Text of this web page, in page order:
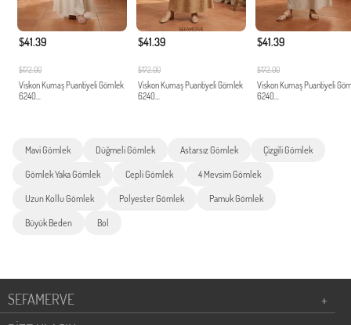
$41.39
$172.00
Viskon Kumaş Puantiyeli Gömlek
6240...
$41.39
$172.00
Viskon Kumaş Puantiyeli Gömlek
6240...
$41.39
$172.00
Viskon Kumaş Puantiyeli
6240...
Mavi Gömlek Düğmeli Gömlek Astarsız Gömlek Çizgili Gömlek
Gömlek Yaka Gömlek Cepli Gömlek 4 Mevsim Gömlek
Uzun Kollu Gömlek Polyester Gömlek Pamuk Gömlek
Büyük Beden Bol
SEFAMERVE
+